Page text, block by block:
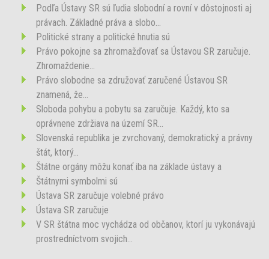
Podľa Ústavy SR sú ľudia slobodní a rovní v dôstojnosti aj
právach. Základné práva a slobo...
Politické strany a politické hnutia sú
Právo pokojne sa zhromažďovať sa Ústavou SR zaručuje.
Zhromaždenie...
Právo slobodne sa združovať zaručené Ústavou SR
znamená, že...
Sloboda pohybu a pobytu sa zaručuje. Každý, kto sa
oprávnene zdržiava na území SR...
Slovenská republika je zvrchovaný, demokratický a právny
štát, ktorý...
Štátne orgány môžu konať iba na základe ústavy a
Štátnymi symbolmi sú
Ústava SR zaručuje volebné právo
Ústava SR zaručuje
V SR štátna moc vychádza od občanov, ktorí ju vykonávajú
prostredníctvom svojich...